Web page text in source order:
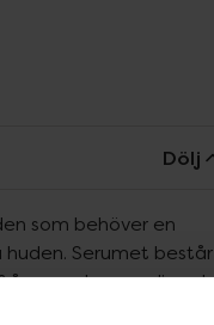
Dölj
som behöver en
Serumet består
raps, havre, oliv och
Berikad med